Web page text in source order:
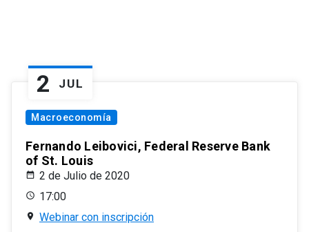
2 JUL
Macroeconomía
Fernando Leibovici, Federal Reserve Bank
of St. Louis
2 de Julio de 2020
17:00
Webinar con inscripción